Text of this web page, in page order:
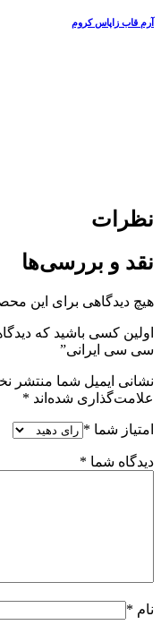
آرم قاب زاپاس کروم
نظرات
نقد و بررسی‌ها
هیچ دیدگاهی برای این
سی سی ایرانی”
نشانی ایمیل شما منتشر
علامت‌گذاری شده‌اند *
امتیاز شما *
دیدگاه شما *
نام *